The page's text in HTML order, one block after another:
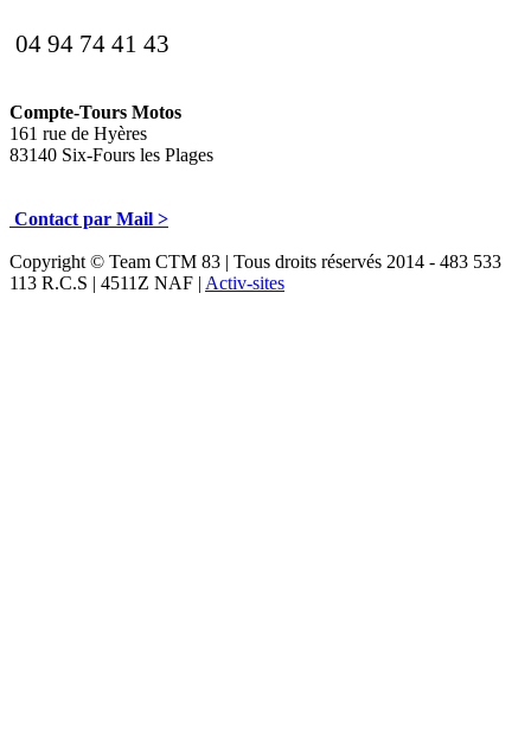
04 94 74 41 43
Compte-Tours Motos
161 rue de Hyères
83140 Six-Fours les Plages
Contact par Mail >
Copyright © Team CTM 83 | Tous droits réservés 2014 - 483 533
113 R.C.S | 4511Z NAF | Activ-sites